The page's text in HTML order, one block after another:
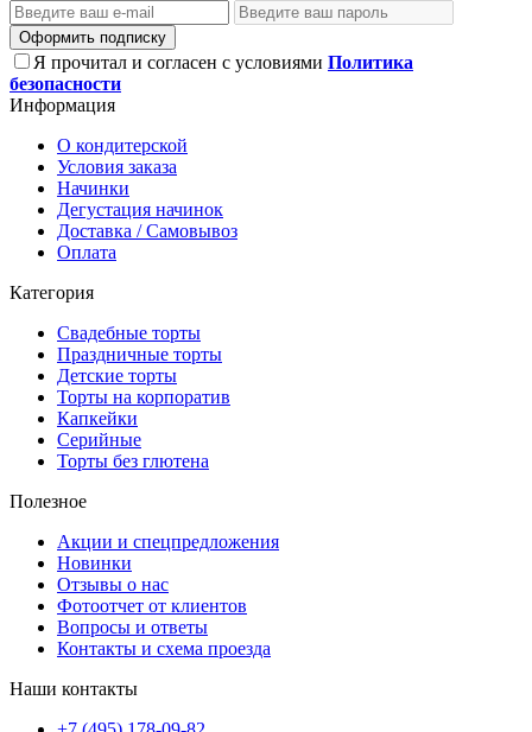
Оформить подписку
Я прочитал и согласен с условиями Политика
безопасности
Информация
О кондитерской
Условия заказа
Начинки
Дегустация начинок
Доставка / Самовывоз
Оплата
Категория
Свадебные торты
Праздничные торты
Детские торты
Торты на корпоратив
Капкейки
Серийные
Торты без глютена
Полезное
Акции и спецпредложения
Новинки
Отзывы о нас
Фотоотчет от клиентов
Вопросы и ответы
Контакты и схема проезда
Наши контакты